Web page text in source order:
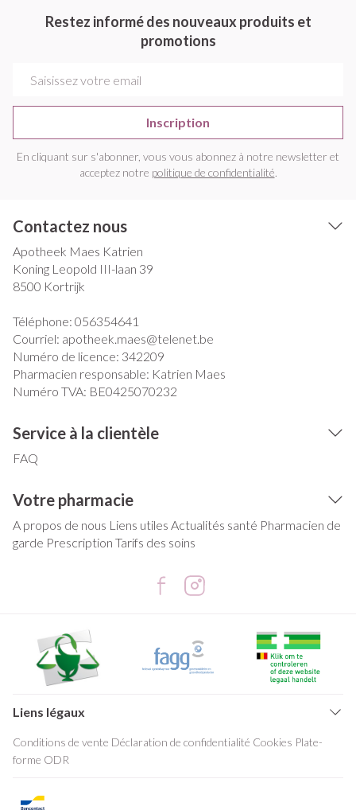
Restez informé des nouveaux produits et
promotions
Inscription
En cliquant sur s'abonner, vous vous abonnez à notre newsletter et
acceptez notre politique de confidentialité.
Contactez nous
Apotheek Maes Katrien
Koning Leopold III-laan 39
8500 Kortrijk
Téléphone: 056354641
Courriel: apotheek.maes@telenet.be
Numéro de licence: 342209
Pharmacien responsable: Katrien Maes
Numéro TVA: BE0425070232
Service à la clientèle
FAQ
Votre pharmacie
A propos de nous Liens utiles Actualités santé Pharmacien de
garde Prescription Tarifs des soins
Liens légaux
Conditions de vente Déclaration de confidentialité Cookies Plate-
forme ODR